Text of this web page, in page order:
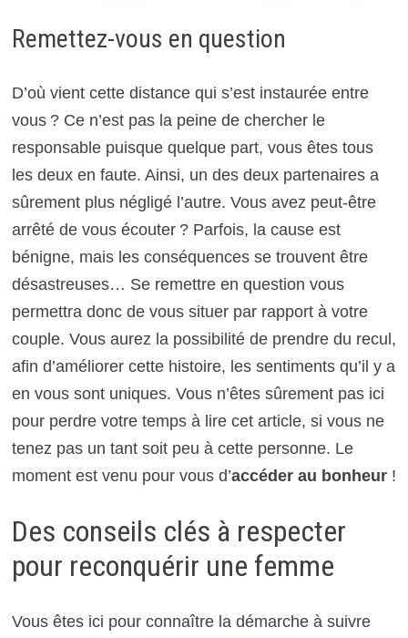
Remettez-vous en question
D’où vient cette distance qui s’est instaurée entre
vous ? Ce n’est pas la peine de chercher le
responsable puisque quelque part, vous êtes tous
les deux en faute. Ainsi, un des deux partenaires a
sûrement plus négligé l’autre. Vous avez peut-être
arrêté de vous écouter ? Parfois, la cause est
bénigne, mais les conséquences se trouvent être
désastreuses… Se remettre en question vous
permettra donc de vous situer par rapport à votre
couple. Vous aurez la possibilité de prendre du recul,
afin d’améliorer cette histoire, les sentiments qu’il y a
en vous sont uniques. Vous n’êtes sûrement pas ici
pour perdre votre temps à lire cet article, si vous ne
tenez pas un tant soit peu à cette personne. Le
moment est venu pour vous d’accéder au bonheur!
Des conseils clés à respecter
pour reconquérir une femme
Vous êtes ici pour connaître la démarche à suivre